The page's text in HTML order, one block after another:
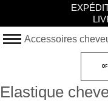
Accessoires
Elastique